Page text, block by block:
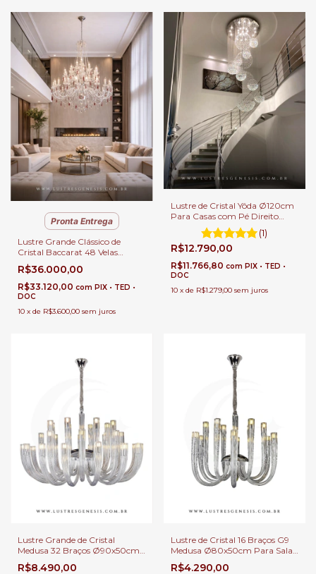
Pronta Entrega
Lustre Grande Clássico de
Cristal Baccarat 48 Velas
Detalhes Rubro Para Casas
com Pé Direito Duplo, Lobbies
de Hotéis e Salões de Festas
R$36.000,00
R$33.120,00 com PIX • TED •
DOC
10 x de R$3.600,00 sem juros
Lustre de Cristal Yôda Ø120cm
Para Casas com Pé Direito
(1)
R$12.790,00
R$11.766,80 com PIX • TED •
DOC
10 x de R$1.279,00 sem juros
Lustre Grande de Cristal
Medusa 32 Braços Ø90x50cm
Lâmpada G9 Para Sala de
Estar e Jantar Pé Direito Duplo
R$8.490,00
Lustre de Cristal 16 Braços G9
Medusa Ø80x50cm Para Sala
de Jantar Pé Direito Duplo e
Alto
R$4.290,00